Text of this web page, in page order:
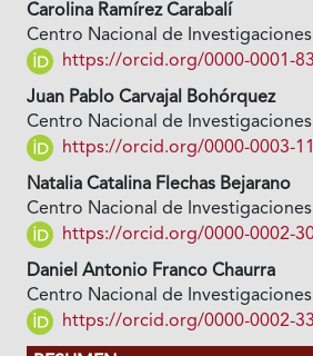
Carolina Ramírez Carabalí
Centro Nacional de
https://orcid.org/0000-0001-
Juan Pablo Carvajal Bohórquez
Centro Nacional de
https://orcid.org/0000-0003-
Natalia Catalina Flechas Bejarano
Centro Nacional de
https://orcid.org/0000-0002-
Daniel Antonio Franco Chaurra
Centro Nacional de
https://orcid.org/0000-0002-